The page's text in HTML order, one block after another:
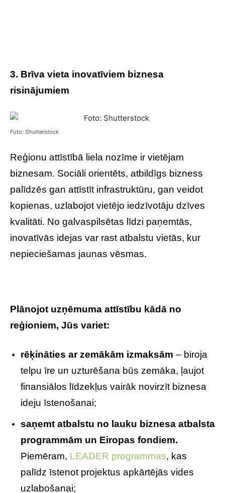
3. Brīva vieta inovatīviem biznesa
risinājumiem
Foto: Shutterstock
Reģionu attīstībā liela nozīme ir vietējam
biznesam. Sociāli orientēts, atbildīgs bizness
palīdzēs gan attīstīt infrastruktūru, gan veidot
kopienas, uzlabojot vietējo iedzīvotāju dzīves
kvalitāti. No galvaspilsētas līdzi paņemtās,
inovatīvās idejas var rast atbalstu vietās, kur
nepieciešamas jaunas vēsmas.
Plānojot uzņēmuma attīstību kādā no
reģioniem, Jūs variet:
rēķināties ar zemākām izmaksām – biroja
telpu īre un uzturēšana būs zemāka, ļaujot
finansiālos līdzekļus vairāk novirzīt biznesa
ideju īstenošanai;
saņemt atbalstu no lauku biznesa atbalsta
programmām un Eiropas fondiem.
Piemēram, LEADER programmas, kas
palīdz īstenot projektus apkārtējās vides
uzlabošanai;